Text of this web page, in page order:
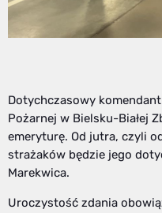
Dotychczasowy
Pożarnej w Bielsku-Białej
emeryturę. Od jutra, czyli
strażaków będzie jego
Marekwica.
Uroczystość zdania